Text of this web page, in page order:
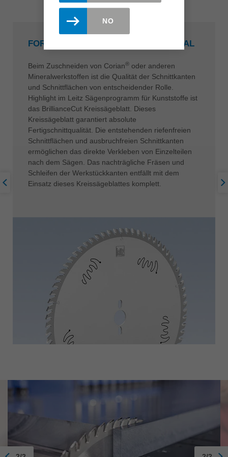
FORMATIEREN VON PLATTENMATERIAL
Beim Zuschneiden von Corian® oder anderen
Mineralwerkstoffen ist die Qualität der Schnittkanten
und Schnittflächen von entscheidender Rolle.
Highlight im Leitz Sägenprogramm für Kunststoffe ist
das BrillianceCut Kreissägeblatt. Dieses
Kreissägeblatt garantiert absolute
Fertigschnittqualität. Die entstehenden riefenfreien
Schnittflächen und ausbruchfreien Schnittkanten
ermöglichen das direkte Verkleben von Einzelteilen
nach dem Sägen. Das nachträgliche Fräsen und
Schleifen der Werkstückkanten entfällt mit dem
Einsatz dieses Kreissägeblattes komplett.
NO